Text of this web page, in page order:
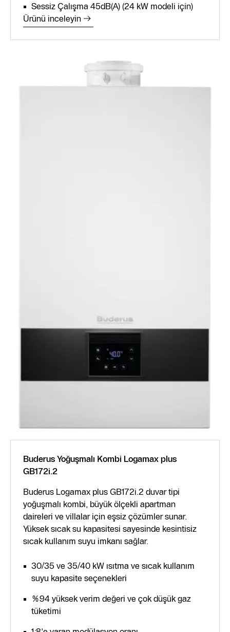
Sessiz Çalışma 45dB(A) (24 kW modeli için)
Ürünü inceleyin
Buderus Yoğuşmalı Kombi Logamax plus
GB172i.2
Buderus Logamax plus GB172i.2 duvar tipi
yoğuşmalı kombi, büyük ölçekli apartman
daireleri ve villalar için eşsiz çözümler sunar.
Yüksek sıcak su kapasitesi sayesinde kesintisiz
sıcak kullanım suyu imkanı sağlar.
30/35 ve 35/40 kW ısıtma ve sıcak kullanım
suyu kapasite seçenekleri
%94 yüksek verim değeri ve çok düşük gaz
tüketimi